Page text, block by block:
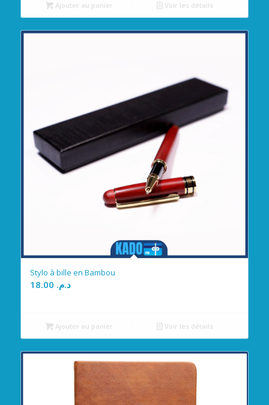
Ajouter au panier Voir les détails
Stylo à bille en Bambou
د.م.
Ajouter au panier Voir les détails